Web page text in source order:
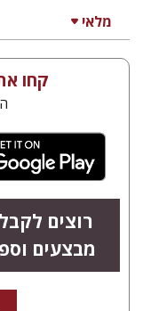
מלאי
קחו
רוצים
מבצעים